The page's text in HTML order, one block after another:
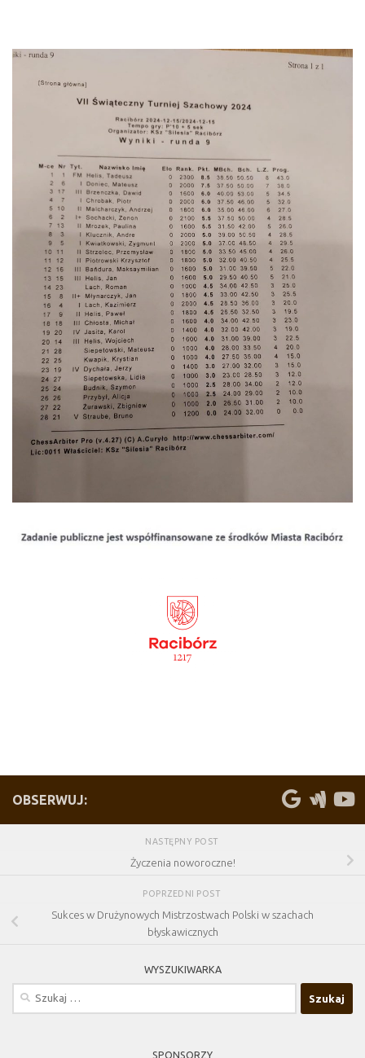
OBSERWUJ:
NASTĘPNY POST
Życzenia noworoczne!
POPRZEDNI POST
Sukces w Drużynowych Mistrzostwach Polski w szachach
błyskawicznych
WYSZUKIWARKA
SPONSORZY